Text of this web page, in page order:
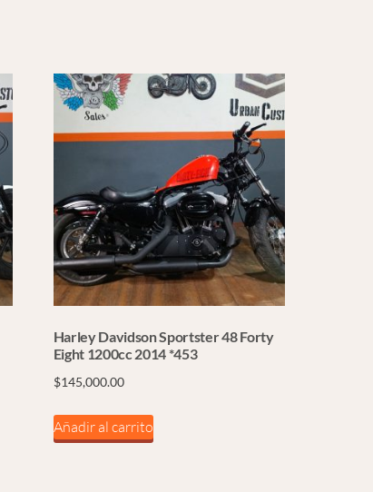
Harley Davidson Sportster 48 Forty
Eight 1200cc 2014 *453
$145,000.00
Añadir al carrito